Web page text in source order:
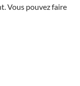
Vous pouvez faire